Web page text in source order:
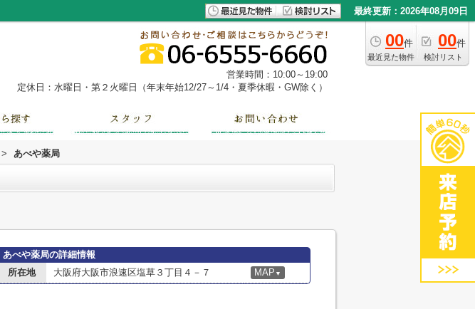
最終更新：2026年08月09日
00件
最近見た物件
00件
検討リスト
営業時間：10:00～19:00
定休日：水曜日・第２火曜日（年末年始12/27～1/4・夏季休暇・GW除く）
> あべや薬局
あべや薬局の詳細情報
所在地
大阪府大阪市浪速区塩草３丁目４－７ MAP ▼